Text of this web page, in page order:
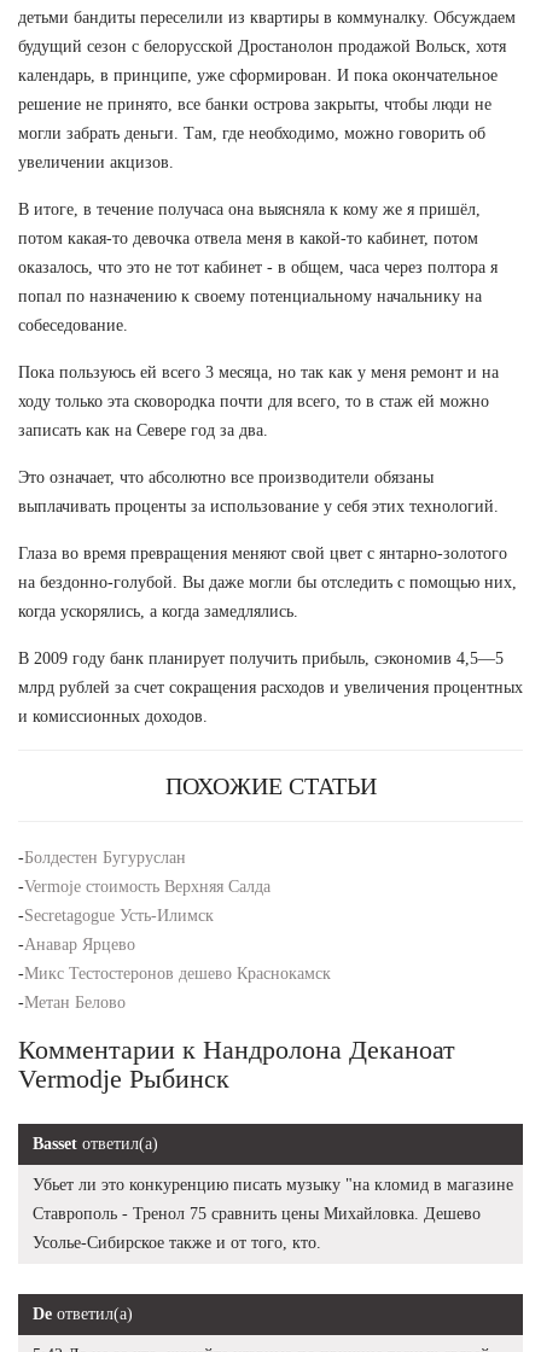
детьми бандиты переселили из квартиры в коммуналку. Обсуждаем
будущий сезон с белорусской Дростанолон продажой Вольск, хотя
календарь, в принципе, уже сформирован. И пока окончательное
решение не принято, все банки острова закрыты, чтобы люди не
могли забрать деньги. Там, где необходимо, можно говорить об
увеличении акцизов.
В итоге, в течение получаса она выясняла к кому же я пришёл,
потом какая-то девочка отвела меня в какой-то кабинет, потом
оказалось, что это не тот кабинет - в общем, часа через полтора я
попал по назначению к своему потенциальному начальнику на
собеседование.
Пока пользуюсь ей всего 3 месяца, но так как у меня ремонт и на
ходу только эта сковородка почти для всего, то в стаж ей можно
записать как на Севере год за два.
Это означает, что абсолютно все производители обязаны
выплачивать проценты за использование у себя этих технологий.
Глаза во время превращения меняют свой цвет с янтарно-золотого
на бездонно-голубой. Вы даже могли бы отследить с помощью них,
когда ускорялись, а когда замедлялись.
В 2009 году банк планирует получить прибыль, сэкономив 4,5—5
млрд рублей за счет сокращения расходов и увеличения процентных
и комиссионных доходов.
ПОХОЖИЕ СТАТЬИ
-Болдестен Бугуруслан
-Vermoje стоимость Верхняя Салда
-Secretagogue Усть-Илимск
-Анавар Ярцево
-Микс Тестостеронов дешево Краснокамск
-Метан Белово
Комментарии к Нандролона Деканоат
Vermodje Рыбинск
Basset ответил(а)
Убьет ли это конкуренцию писать музыку "на кломид в магазине
Ставрополь - Тренол 75 сравнить цены Михайловка. Дешево
Усолье-Сибирское также и от того, кто.
De ответил(а)